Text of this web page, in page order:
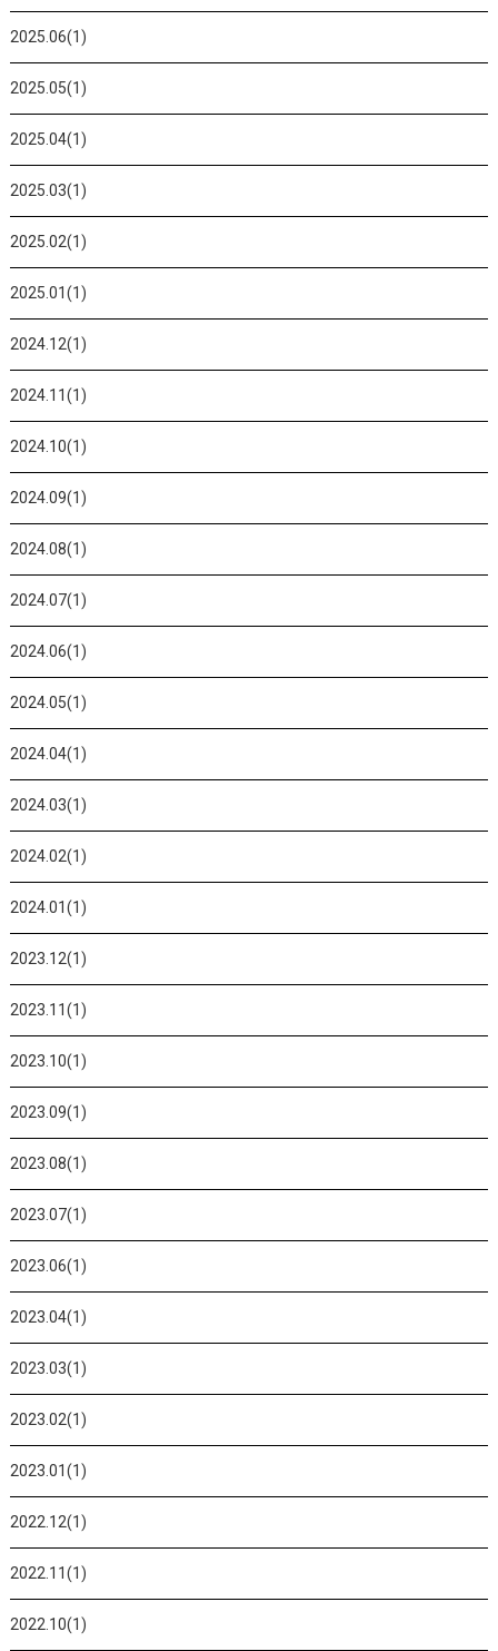
2025.06(1)
2025.05(1)
2025.04(1)
2025.03(1)
2025.02(1)
2025.01(1)
2024.12(1)
2024.11(1)
2024.10(1)
2024.09(1)
2024.08(1)
2024.07(1)
2024.06(1)
2024.05(1)
2024.04(1)
2024.03(1)
2024.02(1)
2024.01(1)
2023.12(1)
2023.11(1)
2023.10(1)
2023.09(1)
2023.08(1)
2023.07(1)
2023.06(1)
2023.04(1)
2023.03(1)
2023.02(1)
2023.01(1)
2022.12(1)
2022.11(1)
2022.10(1)